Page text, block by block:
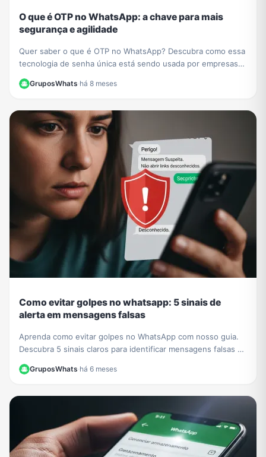
O que é OTP no WhatsApp: a chave para mais
segurança e agilidade
Quer saber o que é OTP no WhatsApp? Descubra como essa
tecnologia de senha única está sendo usada por empresas
GruposWhats·há 8 meses
Como evitar golpes no whatsapp: 5 sinais de
alerta em mensagens falsas
Aprenda como evitar golpes no WhatsApp com nosso guia.
Descubra 5 sinais claros para identificar mensagens falsas e
GruposWhats·há 6 meses